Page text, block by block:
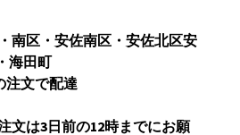
南区・安佐南区・安佐北区安
海田町
注文で配達
文は3日前の12時までにお願